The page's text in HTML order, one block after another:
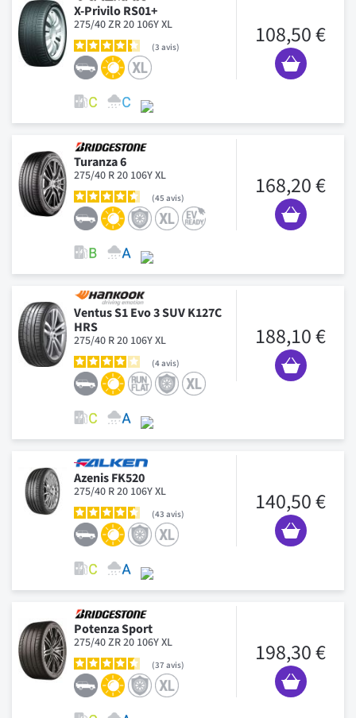
X-Privilo RS01+
275/40 ZR 20 106Y XL
3 avis 108,50 €
Turanza 6
275/40 R 20 106Y XL
45 avis 168,20 €
Ventus S1 Evo 3 SUV K127C
HRS
275/40 R 20 106Y XL
4avis
188,10 €
Azenis FK520
275/40 R 20 106Y XL
43 avis 140,50 €
Potenza Sport
275/40 ZR 20 106Y XL
37 avis 198,30 €